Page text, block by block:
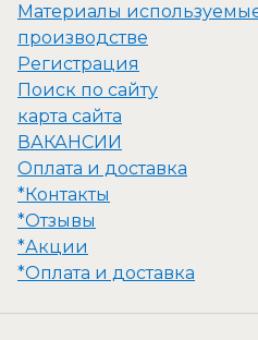
Материалы
производстве
Регистрация
Поиск по сайту
карта сайта
ВАКАНСИИ
Оплата и доставка
*Контакты
*Отзывы
*Акции
*Оплата и доставка